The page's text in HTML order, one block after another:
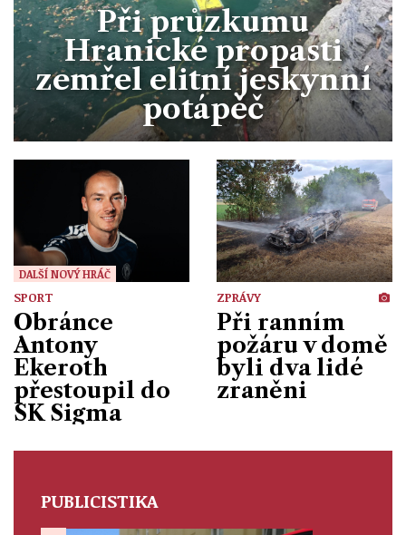
Kraj
Krimi
Kultura
Společnost
Sport
Divadlo
Výstavy
Osobnosti
Film
Zábava
Akce v regionu
Zajímavosti
Fotbal
Hokej
Atletika
Cyklistika
Motosport
Ostatní
Publicistika
Ankety
Glosy & Komentáře
Při průzkumu
Hranické propasti
zemřel elitní jeskynní
potápěč
ZPRÁVY
DALŠÍ NOVÝ HRÁČ
SPORT
Obránce
Antony
Ekeroth
přestoupil do
SK Sigma
ZPRÁVY
Při ranním
požáru v domě
byli dva lidé
zraněni
PUBLICISTIKA